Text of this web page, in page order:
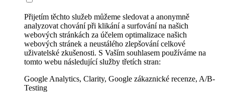
Přijetím těchto služeb můžeme sledovat a anonymně
analyzovat chování při klikání a surfování na našich
webových stránkách za účelem optimalizace našich
webových stránek a neustálého zlepšování celkové
uživatelské zkušenosti. S Vaším souhlasem používáme na
tomto webu následující služby třetích stran:
Google Analytics, Clarity, Google zákaznické recenze, A/B-
Testing